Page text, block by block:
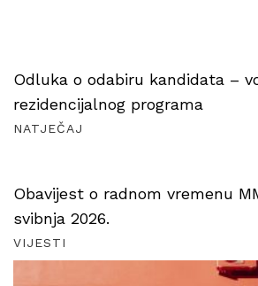
Odluka o odabiru kandidata –
rezidencijalnog programa
NATJEČAJ
Obavijest o radnom vremenu
svibnja 2026.
VIJESTI